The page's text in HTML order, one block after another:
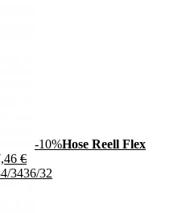
-10%Hose Reell Flex
€
3436/32